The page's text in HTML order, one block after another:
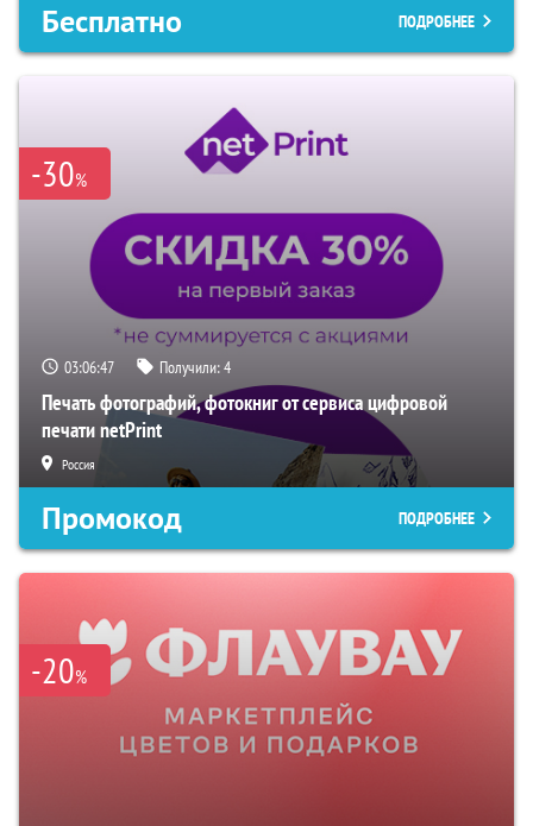
Бесплатно ПОДРОБНЕЕ
-30%
03:06:46 Получили:4
Печать фотографий, фотокниг от сервиса цифровой
печати netPrint
Россия
Промокод ПОДРОБНЕЕ
-20%